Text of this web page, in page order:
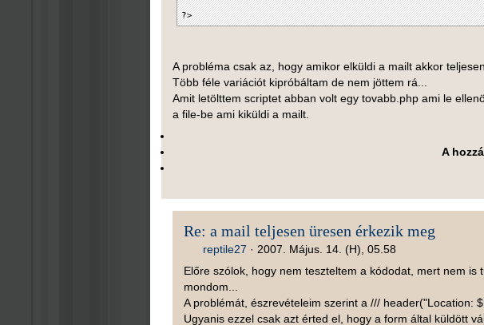
?>
A probléma csak az, hogy amikor elküldi a mailt akkor
Több féle variációt kipróbáltam de nem jöttem rá...
Amit letölttem scriptet abban volt egy tovabb.php ami le
a file-be ami kiküldi a mailt.
A
Re: a mail teljesen üresen érkezik meg
reptile27 · 2007. Május. 14. (H), 05.58
Előre szólok, hogy nem teszteltem a kódodat, mert nem
mondom...
A problémát, észrevételeim szerint a /// header("Location:
Ugyanis ezzel csak azt érted el, hogy a form által küldött